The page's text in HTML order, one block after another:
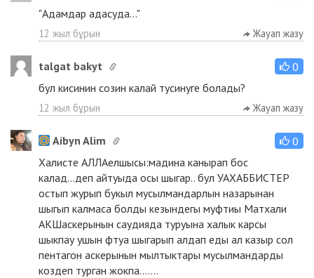
"Адамдар адасуда..."
12 жыл бұрын Жауап жазу
talgat bakyt
0
бул кисинин созин калай тусинуге болады?
12 жыл бұрын Жауап жазу
Аibyn Alim
0
Халисте АЛЛАелшысы:мадина канырап бос
калад...деп айтуыда осы шыгар.. бул УАХАББИСТЕР
остып журып букыл мусылмандарлын назарынан
шыгып калмаса болды кезындегы муфтиы Матхали
АКШаскерынын саудияда туруына халык карсы
шыкпау ушын фтуа шыгарып алдап еды ал казыр сол
пентагон аскерынын мылтыктары мусылмандарды
коздеп турган жокпа.......